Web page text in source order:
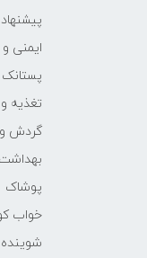
ایمنی
تغذیه
گردش
پوشاک
خواب